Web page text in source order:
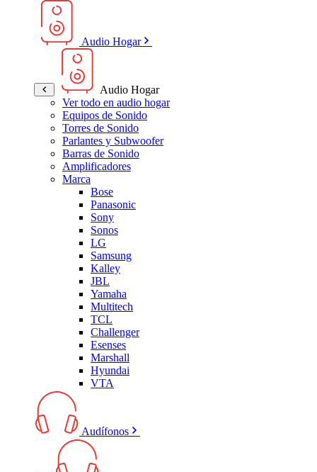
Audio Hogar
Audio Hogar
Ver todo en audio hogar
Equipos de Sonido
Torres de Sonido
Parlantes y Subwoofer
Barras de Sonido
Amplificadores
Marca
Bose
Panasonic
Sony
Sonos
LG
Samsung
Kalley
JBL
Yamaha
Multitech
TCL
Challenger
Esenses
Marshall
Hyundai
VTA
Audífonos